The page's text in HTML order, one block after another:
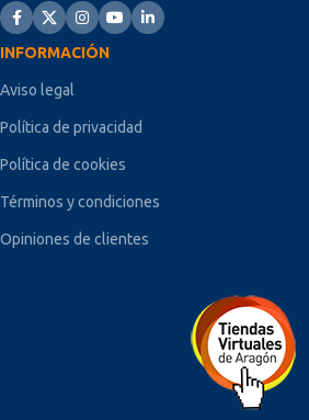
INFORMACIÓN
Aviso legal
Política de privacidad
Política de cookies
Términos y condiciones
Opiniones de clientes